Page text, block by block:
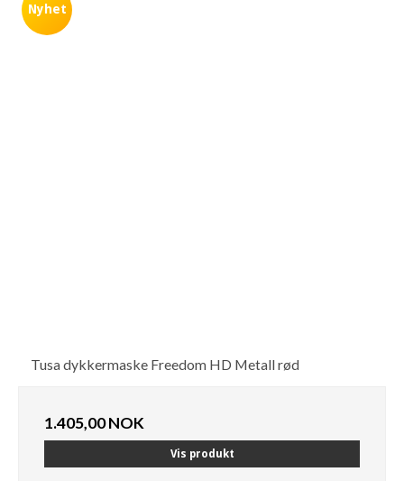
Nyhet
Tusa dykkermaske Freedom HD Metall rød
1.405,00 NOK
Vis produkt